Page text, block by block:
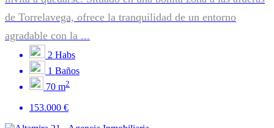
de Torrelavega, ofrece la tranquilidad de un entorno
agradable con la ...
2 Habs
1 Baños
70 m2
153.000 €